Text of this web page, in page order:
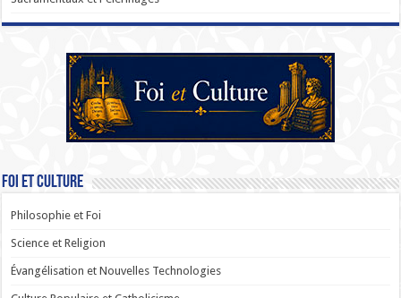
Foi et Culture
Philosophie et Foi
Science et Religion
Évangélisation et Nouvelles Technologies